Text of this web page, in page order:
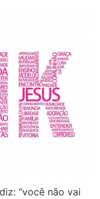
“você não vai